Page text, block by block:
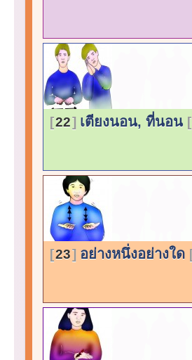
22 เตียงนอน, ที่นอน
23 อย่างหนึ่งอย่างใด